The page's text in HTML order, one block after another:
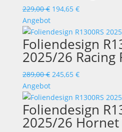
229,00€ Ursprünglicher
war:
229,00 €
194,65 €Aktueller
ist:
194,65 €.
Angebot
Foliendesign
2025/26 Racing
289,00€ Ursprünglicher
war:
289,00 €
245,65 €Aktueller
ist:
245,65 €.
Angebot
Foliendesign
2025/26